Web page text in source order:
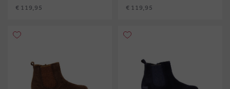
€ 119,95 € 119,95